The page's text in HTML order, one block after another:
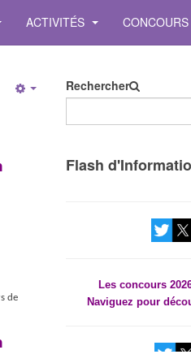
ACTIVITÉS
Empty
de
Rechercher
FlashNaviguez pour
Naviguez pour